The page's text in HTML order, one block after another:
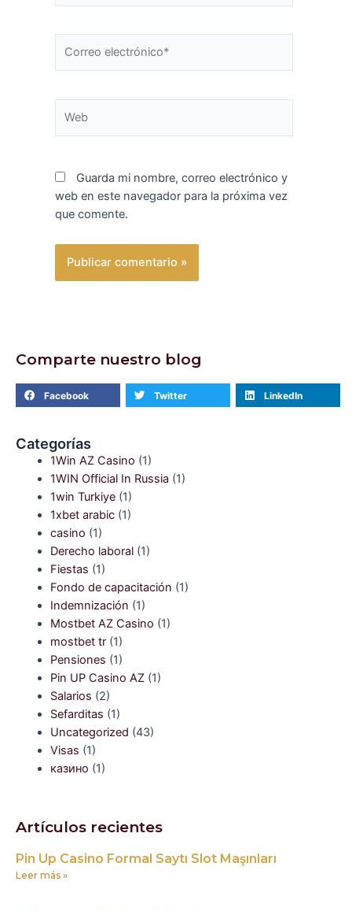
electrónico*
Guarda mi nombre, correo electrónico y
web en este navegador para la próxima vez
que comente.
Comparte nuestro blog
Facebook Twitter LinkedIn
Categorías
1Win AZ Casino (1)
1WIN Official In Russia (1)
1win Turkiye(1)
1xbet arabic(1)
casino (1)
Derecho laboral(1)
Fiestas (1)
Fondo de capacitación (1)
Indemnización (1)
Mostbet AZ Casino (1)
mostbet tr(1)
Pensiones (1)
Pin UP Casino AZ(1)
Salarios (2)
Sefarditas (1)
Uncategorized (43)
Visas (1)
казино (1)
Artículos recientes
Pin Up Casino Formal Saytı Slot Maşınları
Leer más »